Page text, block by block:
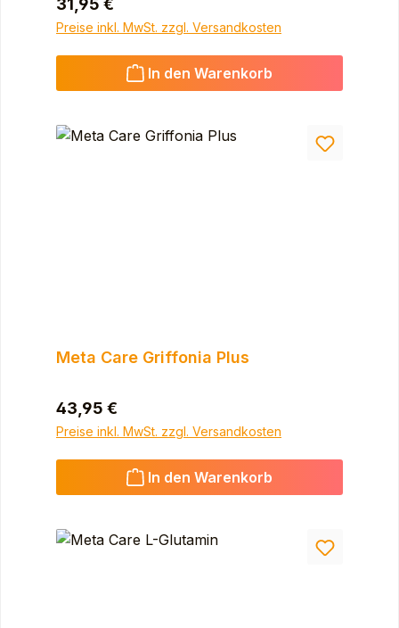
31,95 €
Preise inkl. MwSt. zzgl. Versandkosten
In den Warenkorb
Meta Care Griffonia Plus
Regulärer Preis:
43,95 €
Preise inkl. MwSt. zzgl. Versandkosten
In den Warenkorb